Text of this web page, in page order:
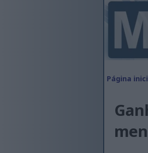
Página